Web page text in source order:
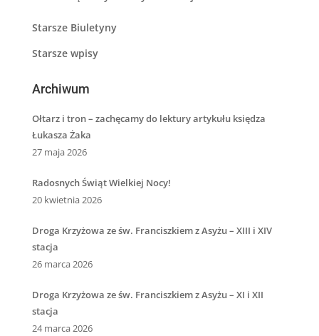
Starsze Biuletyny
Starsze wpisy
Archiwum
Ołtarz i tron – zachęcamy do lektury artykułu księdza
Łukasza Żaka
27 maja 2026
Radosnych Świąt Wielkiej Nocy!
20 kwietnia 2026
Droga Krzyżowa ze św. Franciszkiem z Asyżu – XIII i XIV
stacja
26 marca 2026
Droga Krzyżowa ze św. Franciszkiem z Asyżu – XI i XII
stacja
24 marca 2026